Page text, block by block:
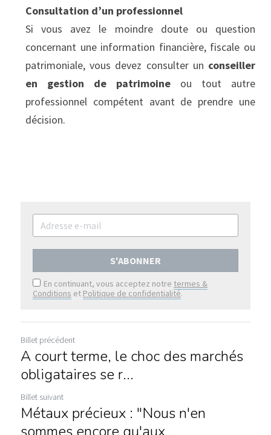
Consultation d’un professionnel
Si vous avez le moindre doute ou question
concernant une information financière, fiscale ou
patrimoniale, vous devez consulter un conseiller
en gestion de patrimoine ou tout autre
professionnel compétent avant de prendre une
décision.
S'ABONNER
En continuant, vous acceptez notre termes &
Conditions et Politique de confidentialité.
Billet précédent
A court terme, le choc des marchés
obligataires se r...
Billet suivant
Métaux précieux : "Nous n'en